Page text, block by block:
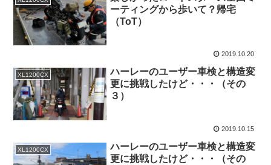
ーティングから歩いて？帰宅
（ToT）
2019.10.20
XL1200CX
ハーレーのユーザー車検と構造変
更に挑戦したけど・・・（その
３）
2019.10.15
XL1200CX
ハーレーのユーザー車検と構造変
更に挑戦したけど・・・（その